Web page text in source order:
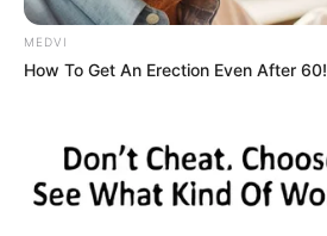
MEDVI
How To Get An Erection Even After 60!